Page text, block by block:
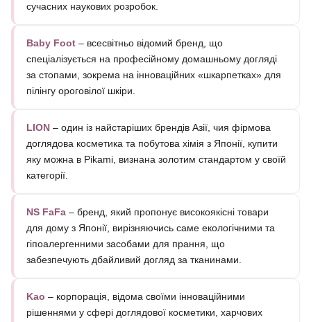
сучасних наукових розробок.
Baby Foot – всесвітньо відомий бренд, що
спеціалізується на професійному домашньому догляді
за стопами, зокрема на інноваційних «шкарпетках» для
пілінгу ороговілої шкіри.
LION – один із найстаріших брендів Азії, чия фірмова
доглядова косметика та побутова хімія з Японії, купити
яку можна в Pikami, визнана золотим стандартом у своїй
категорії.
NS FaFa – бренд, який пропонує високоякісні товари
для дому з Японії, вирізняючись саме екологічними та
гіпоалергенними засобами для прання, що
забезпечують дбайливий догляд за тканинами.
Kao – корпорація, відома своїми інноваційними
рішеннями у сфері доглядової косметики, харчових